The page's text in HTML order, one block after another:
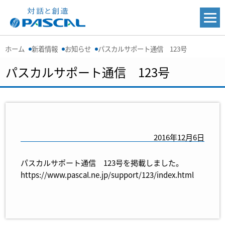
ホーム 新着情報 お知らせ パスカルサポート通信 123号
パスカルサポート通信 123号
2016年12月6日
パスカルサポート通信 123号を掲載しました。
https://www.pascal.ne.jp/support/123/index.html